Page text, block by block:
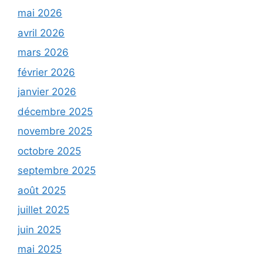
mai 2026
avril 2026
mars 2026
février 2026
janvier 2026
décembre 2025
novembre 2025
octobre 2025
septembre 2025
août 2025
juillet 2025
juin 2025
mai 2025